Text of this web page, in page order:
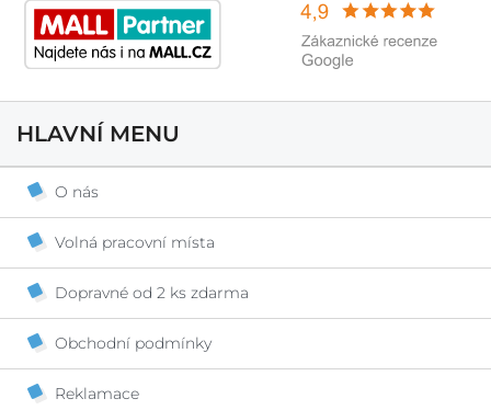
HLAVNÍ MENU
O nás
Volná pracovní místa
Dopravné od 2 ks zdarma
Obchodní podmínky
Reklamace